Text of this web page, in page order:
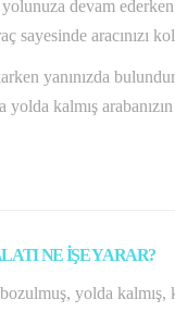
devam ederken
sayesinde aracınızı
yanınızda
yolda kalmış
NE İŞE YARAR?
yolda